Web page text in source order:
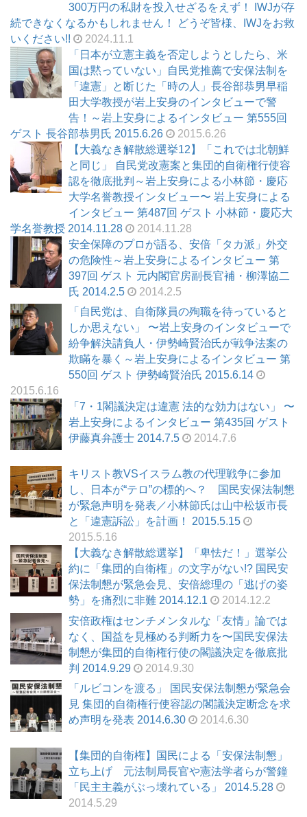
300万円の私財を投入せざるをえず！ IWJが存
続できなくなるかもしれません！ どうぞ皆様、IWJをお救
いください!!
2024.11.1
「日本が立憲主義を否定しようとしたら、米
国は黙っていない」自民党推薦で安保法制を
「違憲」と断じた「時の人」長谷部恭男早稲
田大学教授が岩上安身のインタビューで警
告！～岩上安身によるインタビュー 第555回
ゲスト 長谷部恭男氏 2015.6.26
2015.6.26
【大義なき解散総選挙12】「これでは北朝鮮
と同じ」 自民党改憲案と集団的自衛権行使容
認を徹底批判～岩上安身による小林節・慶応
大学名誉教授インタビュー〜 岩上安身による
インタビュー 第487回 ゲスト 小林節・慶応大
学名誉教授 2014.11.28
2014.11.28
安全保障のプロが語る、安倍「タカ派」外交
の危険性～岩上安身によるインタビュー 第
397回 ゲスト 元内閣官房副長官補・柳澤協二
氏 2014.2.5
2014.2.5
「自民党は、自衛隊員の殉職を待っていると
しか思えない」 〜岩上安身のインタビューで
紛争解決請負人・伊勢崎賢治氏が戦争法案の
欺瞞を暴く～岩上安身によるインタビュー 第
550回 ゲスト 伊勢崎賢治氏 2015.6.14
2015.6.16
「7・1閣議決定は違憲 法的な効力はない」 〜
岩上安身によるインタビュー 第435回 ゲスト
伊藤真弁護士 2014.7.5
2014.7.6
キリスト教VSイスラム教の代理戦争に参加
し、日本が“テロ”の標的へ？ 国民安保法制懇
が緊急声明を発表／小林節氏は山中松坂市長
と「違憲訴訟」を計画！ 2015.5.15
2015.5.16
【大義なき解散総選挙】「卑怯だ！」選挙公
約に「集団的自衛権」の文字がない!? 国民安
保法制懇が緊急会見、安倍総理の「逃げの姿
勢」を痛烈に非難 2014.12.1
2014.12.2
安倍政権はセンチメンタルな「友情」論では
なく、国益を見極める判断力を〜国民安保法
制懇が集団的自衛権行使の閣議決定を徹底批
判 2014.9.29
2014.9.30
「ルビコンを渡る」 国民安保法制懇が緊急会
見 集団的自衛権行使容認の閣議決定断念を求
め声明を発表 2014.6.30
2014.6.30
【集団的自衛権】国民による「安保法制懇」
立ち上げ 元法制局長官や憲法学者らが警鐘
「民主主義がぶっ壊れている」 2014.5.28
2014.5.29